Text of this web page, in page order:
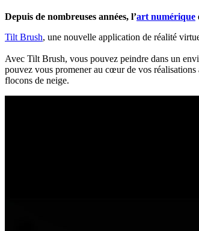
Depuis de nombreuses années, l’art numérique
Tilt Brush, une nouvelle application de réalité
Avec Tilt Brush, vous pouvez peindre dans un
pouvez vous promener au cœur de vos
flocons de neige.